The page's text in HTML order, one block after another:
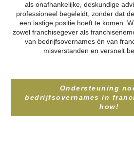
als onafhankelijke, deskundige
professioneel begeleidt, zonder dat
een lastige positie hoeft te komen.
zowel franchisegever als
van bedrijfsovernames én van
misverstanden en versnelt
Ondersteuning
bedrijfsovernames in
how!